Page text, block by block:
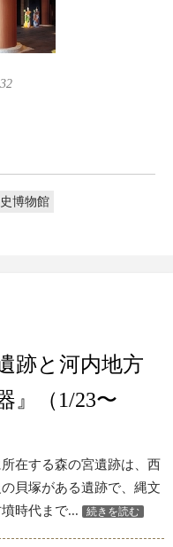
博物館
跡と河内地方
』（1/23〜
在する森の宮遺跡は、西
貝塚がある遺跡で、縄文
時代まで...
続きを読む